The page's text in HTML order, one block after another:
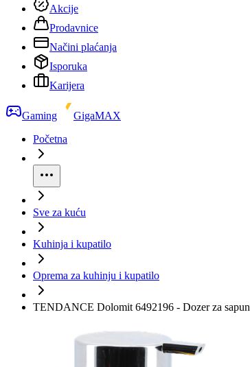
Akcije
Prodavnice
Načini plaćanja
Isporuka
Karijera
Gaming
GigaMAX
Početna
Sve za kuću
Kuhinja i kupatilo
Oprema za kuhinju i kupatilo
TENDANCE Dolomit 6492196 - Dozer za sapun